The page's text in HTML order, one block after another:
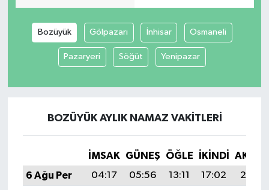
Bozüyük Gölpazarı İnhisar Osmaneli
Pazaryeri Söğüt Yenipazar
BOZÜYÜK AYLIK NAMAZ VAKITLERI
İMSAK GÜNEŞ ÖĞLE İKINDI
6 Ağu Per
04:17 05:56 13:11 17:02
20:16